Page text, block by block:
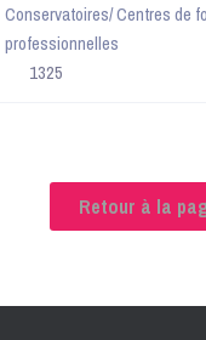
Conservatoires/ Centres de
professionnelles
1325
Retour à la